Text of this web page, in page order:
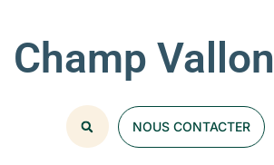
Champ Vallon
NOUS CONTACTER